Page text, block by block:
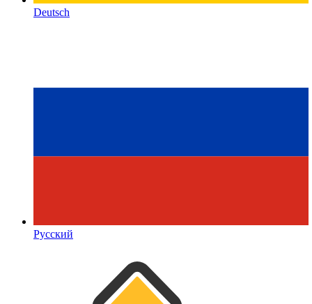
Deutsch
Русский